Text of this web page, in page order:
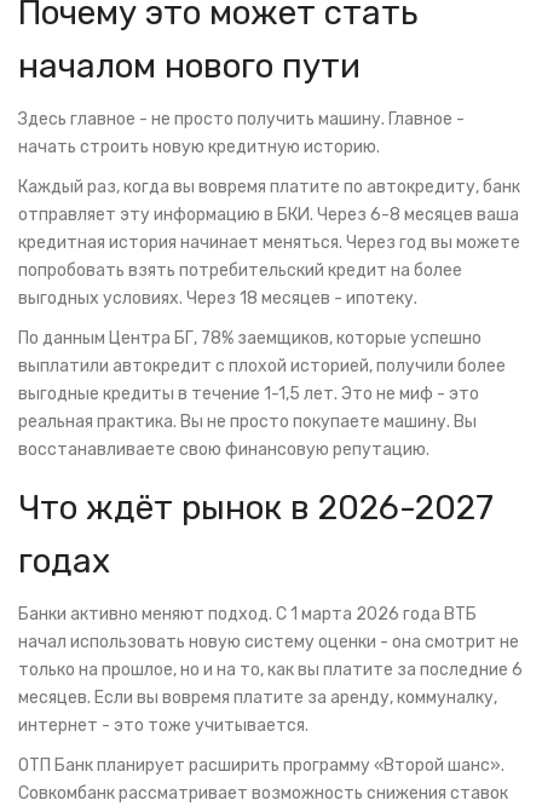
Почему это может стать
началом нового пути
Здесь главное - не просто получить машину. Главное -
начать строить новую кредитную историю.
Каждый раз, когда вы вовремя платите по автокредиту, банк
отправляет эту информацию в БКИ. Через 6-8 месяцев ваша
кредитная история начинает меняться. Через год вы можете
попробовать взять потребительский кредит на более
выгодных условиях. Через 18 месяцев - ипотеку.
По данным Центра БГ, 78% заемщиков, которые успешно
выплатили автокредит с плохой историей, получили более
выгодные кредиты в течение 1-1,5 лет. Это не миф - это
реальная практика. Вы не просто покупаете машину. Вы
восстанавливаете свою финансовую репутацию.
Что ждёт рынок в 2026-2027
годах
Банки активно меняют подход. С 1 марта 2026 года ВТБ
начал использовать новую систему оценки - она смотрит не
только на прошлое, но и на то, как вы платите за последние 6
месяцев. Если вы вовремя платите за аренду, коммуналку,
интернет - это тоже учитывается.
ОТП Банк планирует расширить программу «Второй шанс».
Совкомбанк рассматривает возможность снижения ставок